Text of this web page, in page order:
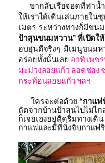
ขากลับเรือจอดที่ท่าน้ำ
ให้เราได้เดินเล่นภายใ
เมตร ระหว่างทางก็มีขน
ป้าสุนขนมหวาน”ที่เปิดใ
อบอุ่นดีจริงๆ มีเมนูขนมห
อร่อยทั้งนั้นเลย อาทิ เพช
มะม่วงลอยแก้ว ลอดช่อง
กระท้อนลอยแก้ว ฯลฯ
ใครจะต่อด้วย “กาแฟ
ถัดจากบ้านป้าสุนไปไม่ไก
ก็เจอเองอยู่ติดริมทางเ
กาแฟและมีที่นั่งจิบกาแฟ